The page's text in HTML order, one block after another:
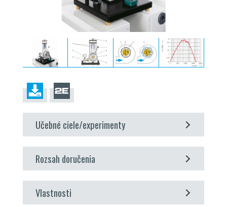
Učebné ciele/experimenty
konštrukcia a funkcia Francisovej turbíny
určenie krútiaceho momentu, výkonu a účinnosti
grafické znázornenie charakteristických kriviek pre
krútiaci moment, výkon a účinnosť
Rozsah doručenia
1 experimentálna jednotka
1 sada inštruktážneho materiálu
Vlastnosti